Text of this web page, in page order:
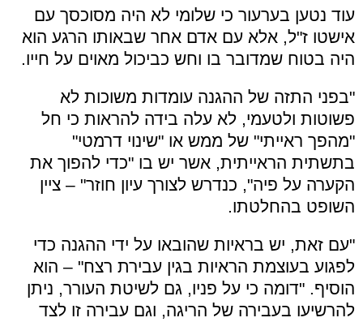
עוד נטען בערעור כי שלומי לא היה מסוכסך עם
אישטו ז"ל, אלא עם אדם אחר שבאותו הרגע הוא
היה בטוח שמדובר בו וחש כביכול מאוים על חייו.
"בפני התזה של ההגנה עומדות משוכות לא
פשוטות ולטעמי, לא עלה בידה להראות כי חל
"מהפך ראייתי" של ממש או "שינוי דרמטי"
בתשתית הראייתית, אשר יש בו "כדי להפוך את
הקערה על פיה", כנדרש לצורך עיון חוזר" – ציין
השופט בהחלטתו.
"עם זאת, יש בראיות שהובאו על ידי ההגנה כדי
לפגוע בעוצמת הראיות בגין עבירת רצח" – הוא
הוסיף. "דומה כי על פניו, גם לשיטת העורר, ניתן
להרשיעו בעבירה של הריגה, וגם עבירה זו לצד